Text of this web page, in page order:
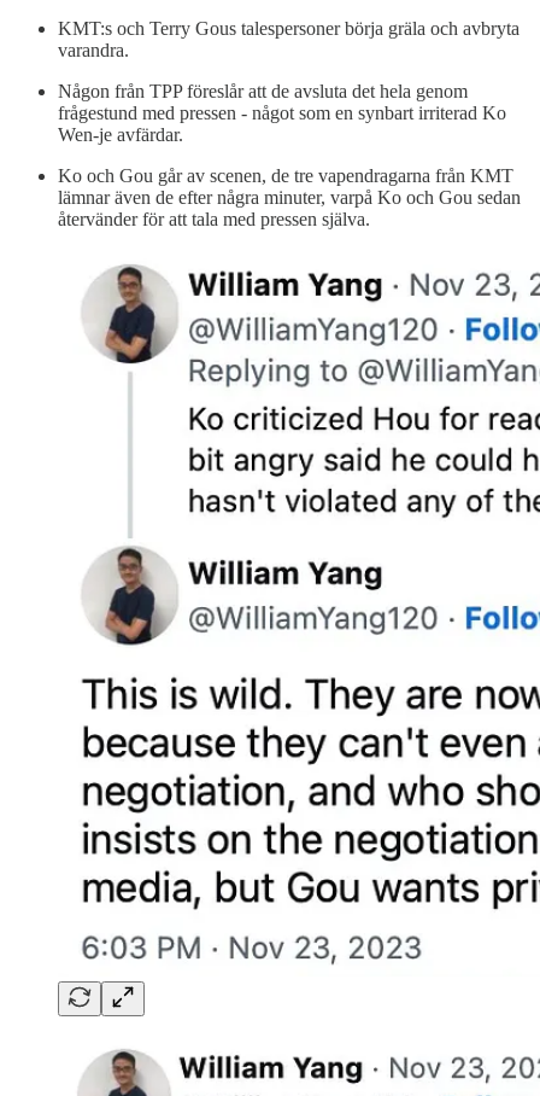
KMT:s och Terry Gous talespersoner börja gräla och avbryta
varandra.
Någon från TPP föreslår att de avsluta det hela genom
frågestund med pressen - något som en synbart irriterad Ko
Wen-je avfärdar.
Ko och Gou går av scenen, de tre vapendragarna från KMT
lämnar även de efter några minuter, varpå Ko och Gou sedan
återvänder för att tala med pressen själva.